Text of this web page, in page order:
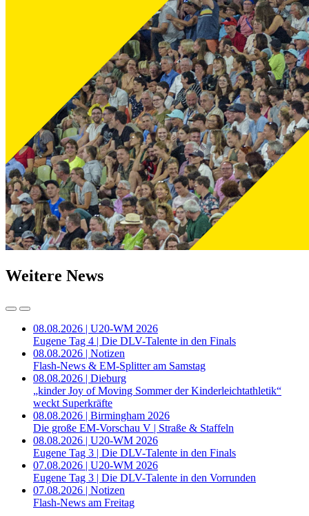
Weitere News
08.08.2026 | U20-WM 2026
Eugene Tag 4 | Die DLV-Talente in den Finals
08.08.2026 | Notizen
Flash-News & EM-Splitter am Samstag
08.08.2026 | Dieburg
„kinder Joy of Moving Sommer der Kinderleichtathletik“
weckt Superkräfte
08.08.2026 | Birmingham 2026
Die große EM-Vorschau V | Straße & Staffeln
08.08.2026 | U20-WM 2026
Eugene Tag 3 | Die DLV-Talente in den Finals
07.08.2026 | U20-WM 2026
Eugene Tag 3 | Die DLV-Talente in den Vorrunden
07.08.2026 | Notizen
Flash-News am Freitag